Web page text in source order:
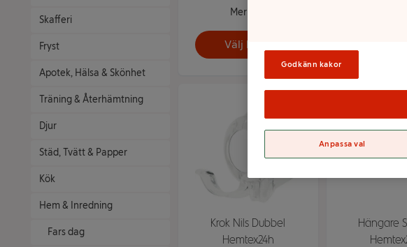
Skafferi
Fryst
Apotek, Hälsa & Skönhet
Träning & Återhämtning
Djur
Städ, Tvätt & Papper
Kök
Hem & Inredning
Fars dag
Mer info
Välj butik
Krok Nils Dubbel
Hemtex24h
Hängare
Godkänn kakor
Anpassa val